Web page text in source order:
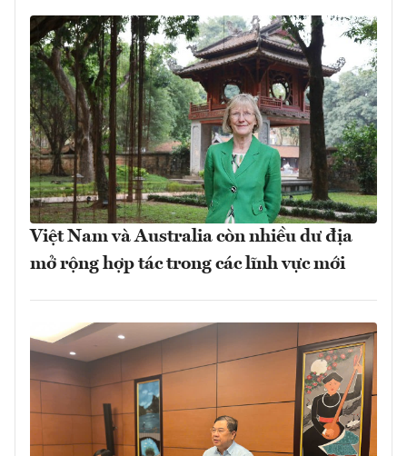
Việt Nam và Australia còn nhiều dư địa
mở rộng hợp tác trong các lĩnh vực mới